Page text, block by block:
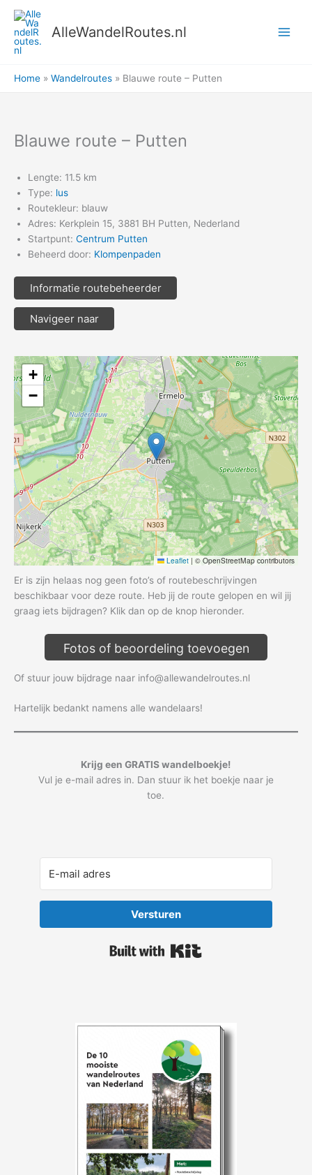
naar
inhoud
AlleWandelRoutes.nl
Home Wandelroutes Blauwe route – Putten
Blauwe route – Putten
Lengte: 11.5 km
Type: lus
Routekleur: blauw
Adres: Kerkplein 15, 3881 BH Putten, Nederland
Startpunt: Centrum Putten
Beheerd door: Klompenpaden
Informatie routebeheerder
Navigeer naar
+
−
Leaflet | © OpenStreetMap contributors
Er is zijn helaas nog geen foto’s of routebeschrijvingen
beschikbaar voor deze route. Heb jij de route gelopen en wil jij
graag iets bijdragen? Klik dan op de knop hieronder.
Fotos of beoordeling toevoegen
Of stuur jouw bijdrage naar info@allewandelroutes.nl
Hartelijk bedankt namens alle wandelaars!
Krijg een GRATIS wandelboekje!
Vul je e-mail adres in. Dan stuur ik het boekje naar je
toe.
Versturen